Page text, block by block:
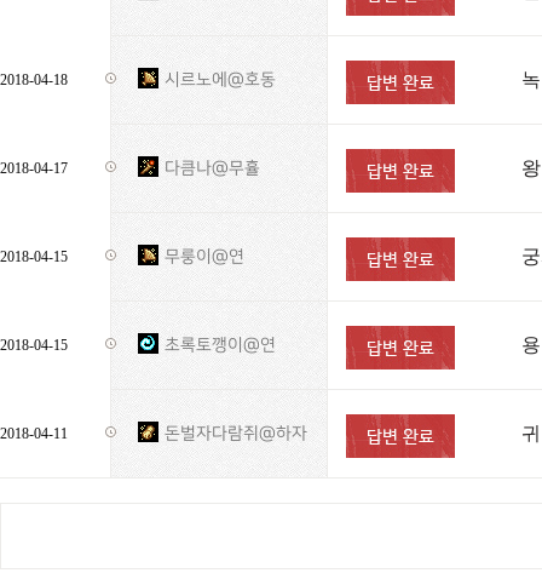
2018-04-18 시르노에@호동
2018-04-17 다큼나@무휼
2018-04-15 무룽이@연
2018-04-15 초록토깽이@연
2018-04-11 돈벌자다람쥐@하자